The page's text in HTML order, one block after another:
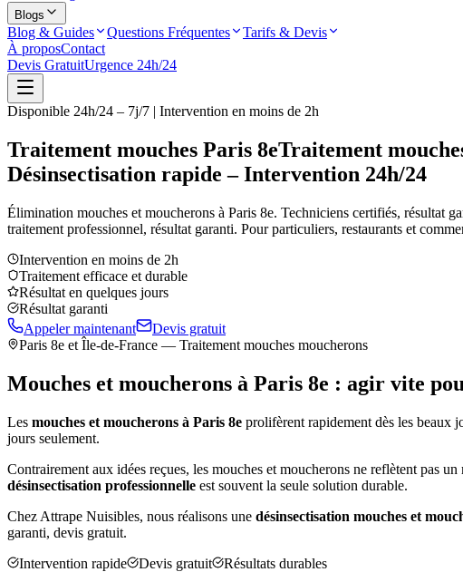
Blogs
Blog & Guides Questions Fréquentes
Tarifs & Devis
À proposContact
Devis GratuitUrgence 24h/24
Disponible 24h/24 – 7j/7 | Intervention en moins de 2h
Traitement mouches Paris 8eTraitement
Désinsectisation rapide – Intervention 24h/24
Élimination mouches et moucherons à Paris 8e. Techniciens certifiés, résultat
traitement professionnel, résultat garanti. Pour particuliers, restaurants et
Intervention en moins de 2h
Traitement efficace et durable
Résultat en quelques jours
Résultat garanti
Appeler maintenant
Devis gratuit
Paris 8e et Île-de-France — Traitement mouches moucherons
Mouches et moucherons à Paris 8e : agir vite
Les mouches et moucherons à Paris 8e prolifèrent rapidement dès les beaux
jours seulement.
Contrairement aux idées reçues, les mouches et moucherons ne reflètent pas
désinsectisation professionnelle est souvent la seule solution durable.
Chez Attrape Nuisibles, nous réalisons une désinsectisation mouches et
garanti, devis gratuit.
Intervention rapide
Devis gratuit
Résultats durables